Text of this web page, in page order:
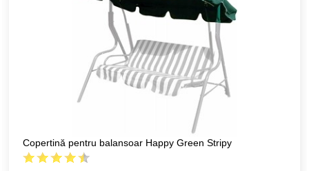
Copertină pentru balansoar Happy Green Stripy